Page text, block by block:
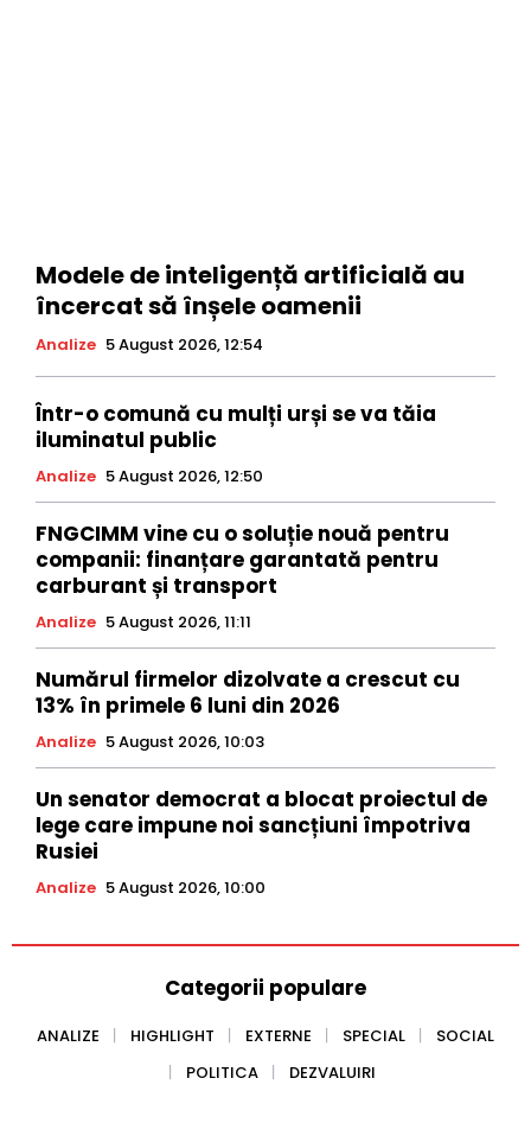
Modele de inteligență artificială au
încercat să înșele oamenii
Analize 5 August 2026, 12:54
Într-o comună cu mulți urși se va tăia
iluminatul public
Analize 5 August 2026, 12:50
FNGCIMM vine cu o soluție nouă pentru
companii: finanțare garantată pentru
carburant și transport
Analize 5 August 2026, 11:11
Numărul firmelor dizolvate a crescut cu
13% în primele 6 luni din 2026
Analize 5 August 2026, 10:03
Un senator democrat a blocat proiectul de
lege care impune noi sancțiuni împotriva
Rusiei
Analize 5 August 2026, 10:00
Categorii populare
ANALIZE HIGHLIGHT EXTERNE SPECIAL
SOCIAL
POLITICA
DEZVALUIRI